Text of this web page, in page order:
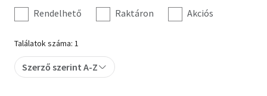
Irodalom
Művészet
Szakkönyv
szűrés
Rendelhető
Raktáron Akciós
Találatok száma: 1
Szerző szerint A-Z